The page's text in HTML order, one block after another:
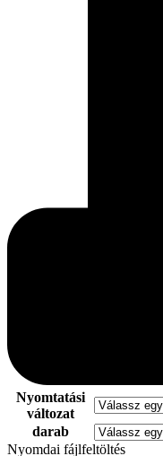
Nyomtatási
változat
darab
Nyomdai fájlfeltöltés